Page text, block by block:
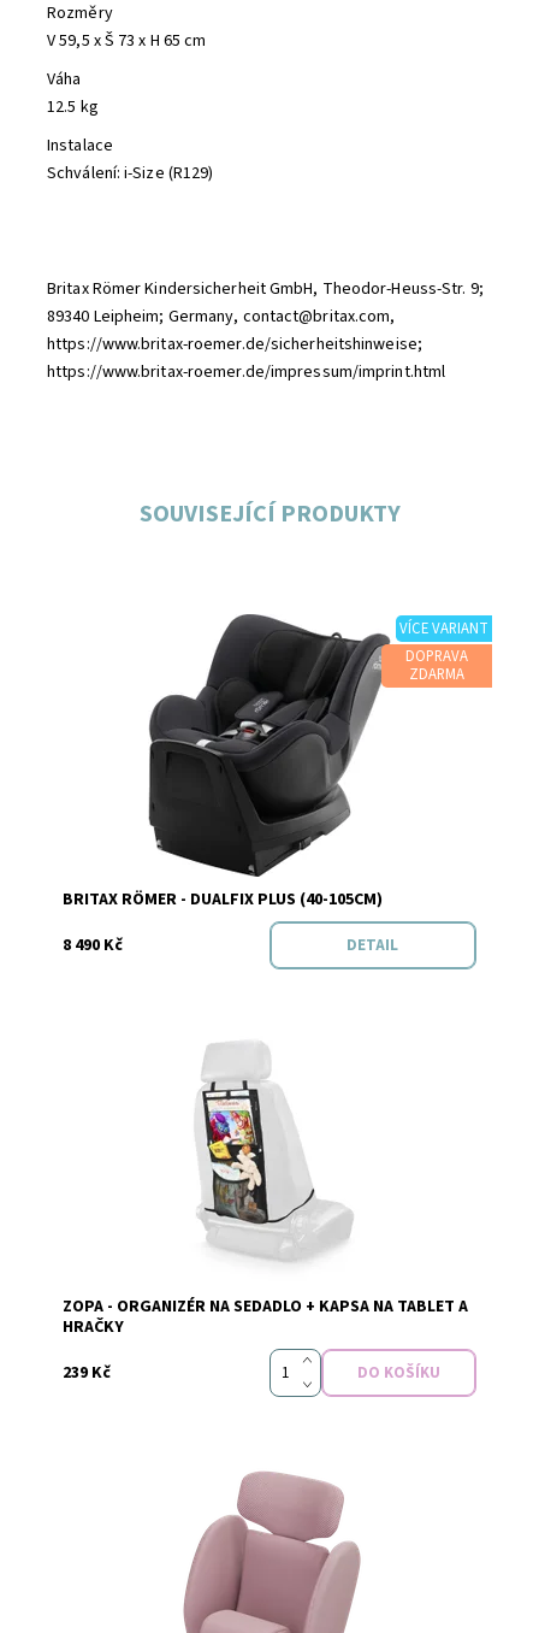
Rozměry
V 59,5 x Š 73 x H 65 cm
Váha
12.5 kg
Instalace
Schválení: i-Size (R129)
Britax Römer Kindersicherheit GmbH, Theodor-Heuss-Str. 9;
89340 Leipheim; Germany, contact@britax.com,
https://www.britax-roemer.de/sicherheitshinweise;
https://www.britax-roemer.de/impressum/imprint.html
SOUVISEJÍCÍ PRODUKTY
VÍCE VARIANT
DOPRAVA
ZDARMA
Skladem
Značka: BRITAX RÖMER
BRITAX RÖMER - DUALFIX PLUS (40-105CM)
8 490 Kč
DETAIL
Skladem
ZOPA - ORGANIZÉR NA SEDADLO + KAPSA NA TABLET A
HRAČKY
239 Kč
Skladem